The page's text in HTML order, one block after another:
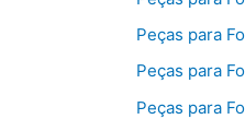
Peças para
Peças para
Peças para